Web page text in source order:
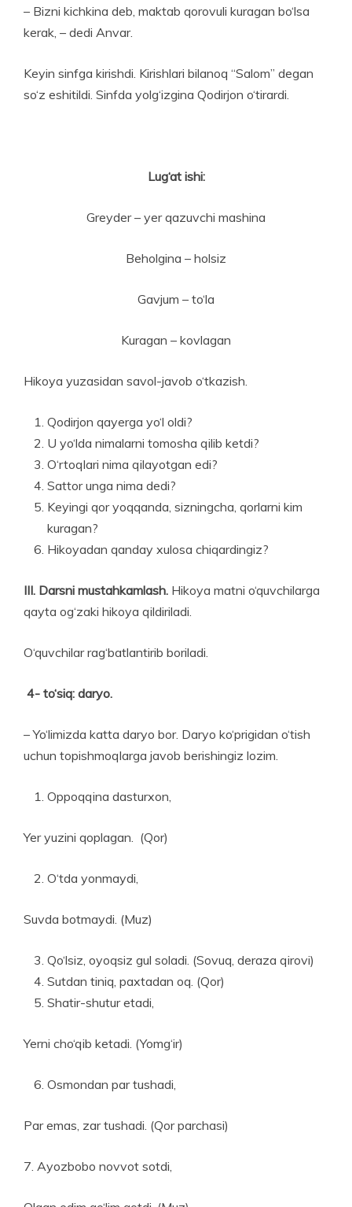
– Bizni kichkina deb, maktab qorovuli kuragan bo‘lsa
kerak, – dedi Anvar.
Keyin sinfga kirishdi. Kirishlari bilanoq “Salom” degan
so‘z eshitildi. Sinfda yolg‘izgina Qodirjon o‘tirardi.
Lug‘at ishi:
Greyder – yer qazuvchi mashina
Beholgina – holsiz
Gavjum – to‘la
Kuragan – kovlagan
Hikoya yuzasidan savol-javob o‘tkazish.
Qodirjon qayerga yo‘l oldi?
U yo‘lda nimalarni tomosha qilib ketdi?
O‘rtoqlari nima qilayotgan edi?
Sattor unga nima dedi?
Keyingi qor yoqqanda, sizningcha, qorlarni kim
kuragan?
Hikoyadan qanday xulosa chiqardingiz?
III. Darsni mustahkamlash. Hikoya matni o‘quvchilarga
qayta og‘zaki hikoya qildiriladi.
O‘quvchilar rag‘batlantirib boriladi.
4- to‘siq: daryo.
– Yo‘limizda katta daryo bor. Daryo ko‘prigidan o‘tish
uchun topishmoqlarga javob berishingiz lozim.
Oppoqqina dasturxon,
Yer yuzini qoplagan. (Qor)
O‘tda yonmaydi,
Suvda botmaydi. (Muz)
Qo‘lsiz, oyoqsiz gul soladi. (Sovuq, deraza qirovi)
Sutdan tiniq, paxtadan oq. (Qor)
Shatir-shutur etadi,
Yerni cho‘qib ketadi. (Yomg‘ir)
Osmondan par tushadi,
Par emas, zar tushadi. (Qor parchasi)
7. Ayozbobo novvot sotdi,